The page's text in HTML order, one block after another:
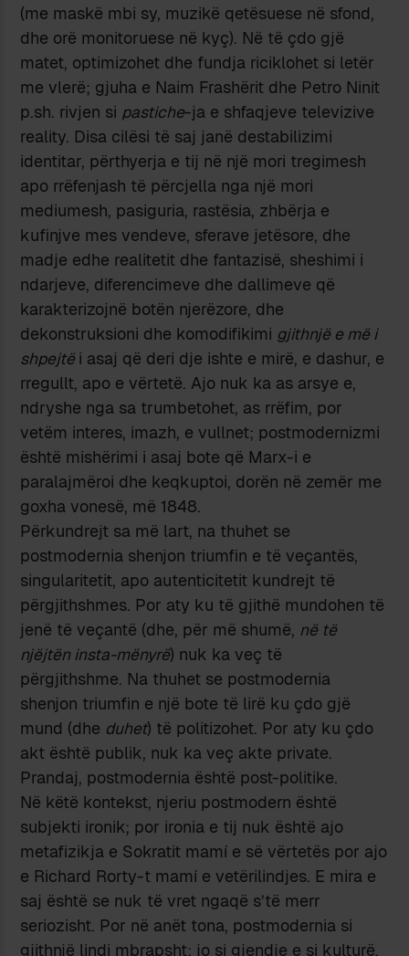
(me maskë mbi sy, muzikë qetësuese në sfond,
dhe orë monitoruese në kyç). Në të çdo gjë
matet, optimizohet dhe fundja riciklohet si letër
me vlerë; gjuha e Naim Frashërit dhe Petro Ninit
p.sh. rivjen si pastiche-ja e shfaqjeve televizive
reality. Disa cilësi të saj janë destabilizimi
identitar, përthyerja e tij në një mori tregimesh
apo rrëfenjash të përcjella nga një mori
mediumesh, pasiguria, rastësia, zhbërja e
kufinjve mes vendeve, sferave jetësore, dhe
madje edhe realitetit dhe fantazisë, sheshimi i
ndarjeve, diferencimeve dhe dallimeve që
karakterizojnë botën njerëzore, dhe
dekonstruksioni dhe komodifikimi gjithnjë e më i
shpejtë i asaj që deri dje ishte e mirë, e dashur, e
rregullt, apo e vërtetë. Ajo nuk ka as arsye e,
ndryshe nga sa trumbetohet, as rrëfim, por
vetëm interes, imazh, e vullnet; postmodernizmi
është mishërimi i asaj bote që Marx-i e
paralajmëroi dhe keqkuptoi, dorën në zemër me
goxha vonesë, më 1848.
Përkundrejt sa më lart, na thuhet se
postmodernia shenjon triumfin e të veçantës,
singularitetit, apo autenticitetit kundrejt të
përgjithshmes. Por aty ku të gjithë mundohen të
jenë të veçantë (dhe, për më shumë, në të
njëjtën insta-mënyrë) nuk ka veç të
përgjithshme. Na thuhet se postmodernia
shenjon triumfin e një bote të lirë ku çdo gjë
mund (dhe duhet) të politizohet. Por aty ku çdo
akt është publik, nuk ka veç akte private.
Prandaj, postmodernia është post-politike.
Në këtë kontekst, njeriu postmodern është
subjekti ironik; por ironia e tij nuk është ajo
metafizikja e Sokratit mamí e së vërtetës por ajo
e Richard Rorty-t mamí e vetërilindjes. E mira e
saj është se nuk të vret ngaqë s’të merr
seriozisht. Por në anët tona, postmodernia si
gjithnjë lindi mbrapsht; jo si gjendje e si kulturë,